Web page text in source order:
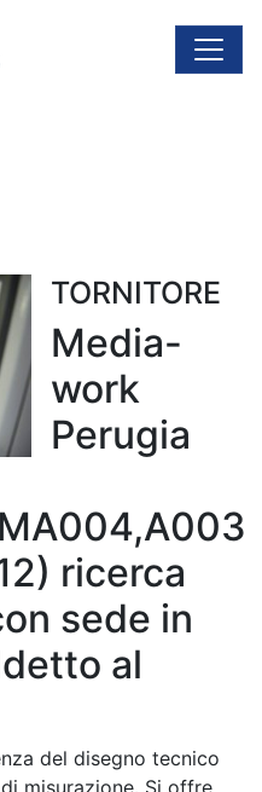
TORNITORE
Media-
work
Perugia
ricerca
sede in
al
del disegno tecnico
misurazione. Si offre